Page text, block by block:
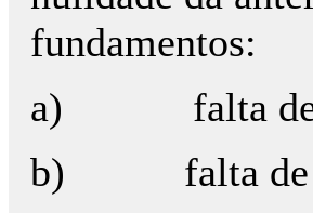
fundamentos:
a) falta de
b) falta de